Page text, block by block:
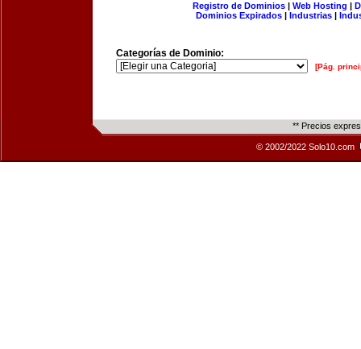
Registro de Dominios| Web Hosting |
Dominios Expirados | Industrias |
Categorías de Dominio:
[Pág.
** Precios
© 2002/2022 Solo10.com